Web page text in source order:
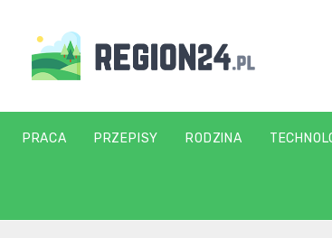
region24.pl
PRACA PRZEPISY RODZINA